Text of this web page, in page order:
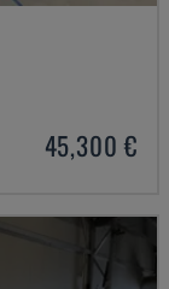
45,300 €